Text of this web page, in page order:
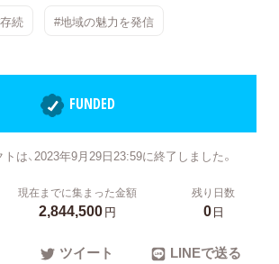
続 #地域の魅力を発信
FUNDED
は、2023年9月29日23:59に終了しました。
現在までに集まった金額
2,844,500円
残り日数
0日
ツイート LINEで送る